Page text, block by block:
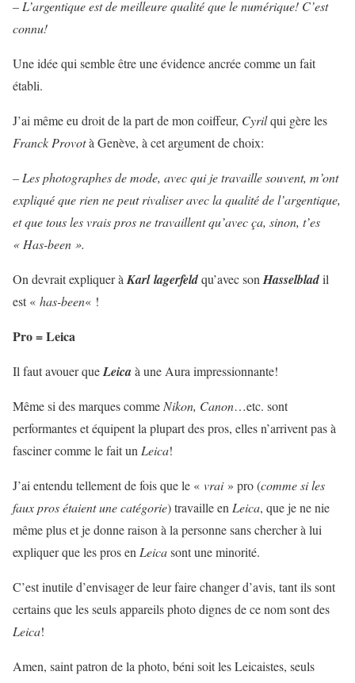
– L’argentique est de meilleure qualité que le numérique! C’est
connu!
Une idée qui semble être une évidence ancrée comme un fait
établi.
J’ai même eu droit de la part de mon coiffeur, Cyrilqui gère les
Franck Provotà Genève, à cet argument de choix:
– Les photographes de mode, avec qui je travaille souvent, m’ont
expliqué que rien ne peut rivaliser avec la qualité de l’argentique,
et que tous les vrais pros ne travaillent qu’avec ça, sinon, t’es
« Has-been ».
On devrait expliquer àKarl lagerfeldqu’avec sonHasselbladil
est « has-been« !
Pro = Leica
Il faut avouer queLeicaà une Aura impressionnante!
Même si des marques commeNikon, Canon…etc. sont
performantes et équipent la plupart des pros, elles n’arrivent pas à
fasciner comme le fait unLeica!
J’ai entendu tellement de fois que le « vrai» pro (comme si les
faux pros étaient une catégorie) travaille enLeica, que je ne nie
même plus et je donne raison à la personne sans chercher à lui
expliquer que les pros enLeicasont une minorité.
C’est inutile d’envisager de leur faire changer d’avis, tant ils sont
certains que les seuls appareils photo dignes de ce nom sont des
Leica!
Amen, saint patron de la photo, béni soit les Leicaistes, seuls